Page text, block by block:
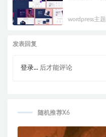
wordpress主题
发表回复
登录... 后才能评论
随机推荐X6